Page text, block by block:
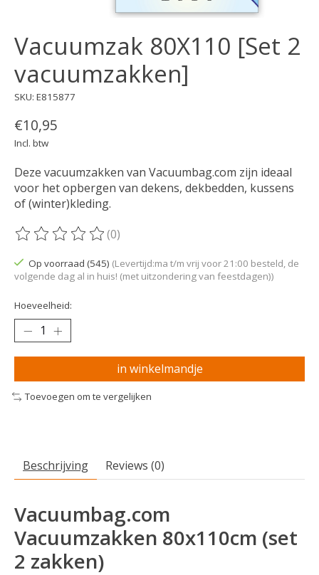
Vacuumzak 80X110 [Set 2
vacuumzakken]
SKU: E815877
€10,95
Incl. btw
Deze vacuumzakken van Vacuumbag.com zijn ideaal
voor het opbergen van dekens, dekbedden, kussens
of (winter)kleding.
De beoordeling van dit product is
(0)
Op voorraad (545) (Levertijd:ma t/m vrij voor 21:00 besteld, de
volgende dag al in huis! (met uitzondering van feestdagen))
Hoeveelheid:
in winkelmandje
Toevoegen om te vergelijken
Beschrijving Reviews (0)
Vacuumbag.com
Vacuumzakken 80x110cm (set
2 zakken)